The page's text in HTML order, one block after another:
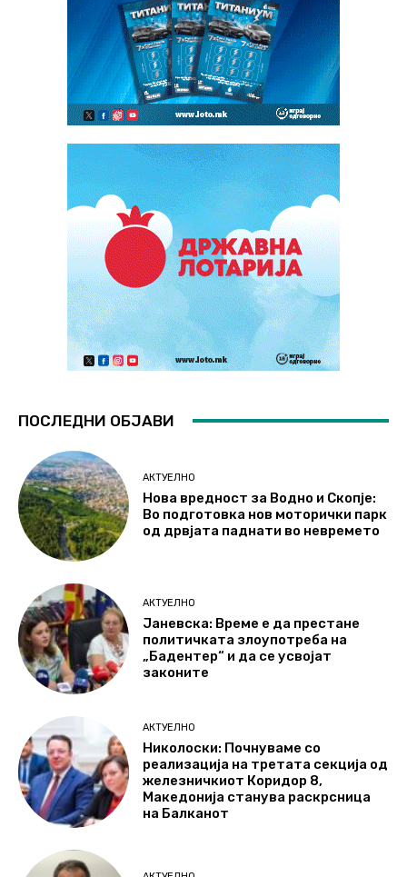
ПОСЛЕДНИ ОБЈАВИ
АКТУЕЛНО
Нова вредност за Водно и Скопје:
Во подготовка нов моторички парк
од дрвјата паднати во невремето
АКТУЕЛНО
Јаневска: Време е да престане
политичката злоупотреба на
„Бадентер“ и да се усвојат
законите
АКТУЕЛНО
Николоски: Почнуваме со
реализација на третата секција од
железничкиот Коридор 8,
Македонија станува раскрсница
на Балканот